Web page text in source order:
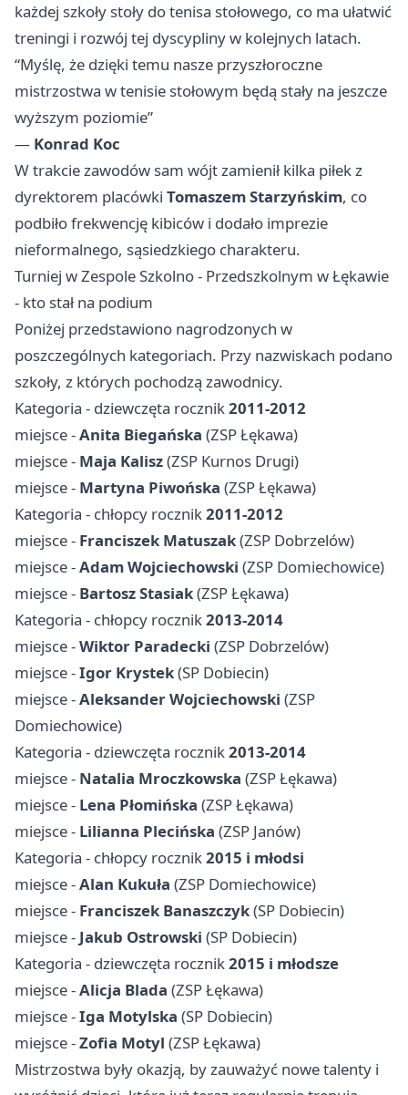
każdej szkoły stoły do tenisa stołowego, co ma ułatwić
treningi i rozwój tej dyscypliny w kolejnych latach.
“Myślę, że dzięki temu nasze przyszłoroczne
mistrzostwa w tenisie stołowym będą stały na jeszcze
wyższym poziomie”
— Konrad Koc
W trakcie zawodów sam wójt zamienił kilka piłek z
dyrektorem placówki Tomaszem Starzyńskim, co
podbiło frekwencję kibiców i dodało imprezie
nieformalnego, sąsiedzkiego charakteru.
Turniej w Zespole Szkolno - Przedszkolnym w Łękawie
- kto stał na podium
Poniżej przedstawiono nagrodzonych w
poszczególnych kategoriach. Przy nazwiskach podano
szkoły, z których pochodzą zawodnicy.
Kategoria - dziewczęta rocznik2011-2012
miejsce -Anita Biegańska (ZSP Łękawa)
miejsce - Maja Kalisz(ZSP Kurnos Drugi)
miejsce - Martyna Piwońska (ZSP Łękawa)
Kategoria - chłopcy rocznik2011-2012
miejsce - Franciszek Matuszak(ZSP Dobrzelów)
miejsce -Adam Wojciechowski (ZSP Domiechowice)
miejsce - Bartosz Stasiak(ZSP Łękawa)
Kategoria - chłopcy rocznik2013-2014
miejsce -Wiktor Paradecki (ZSP Dobrzelów)
miejsce -Igor Krystek(SP Dobiecin)
miejsce -Aleksander Wojciechowski (ZSP
Domiechowice)
Kategoria - dziewczęta rocznik2013-2014
miejsce - Natalia Mroczkowska (ZSP Łękawa)
miejsce - Lena Płomińska (ZSP Łękawa)
miejsce - Lilianna Plecińska (ZSP Janów)
Kategoria - chłopcy rocznik2015 i młodsi
miejsce -Alan Kukuła (ZSP Domiechowice)
miejsce - Franciszek Banaszczyk(SP Dobiecin)
miejsce - Jakub Ostrowski (SP Dobiecin)
Kategoria - dziewczęta rocznik2015 i młodsze
miejsce -Alicja Blada (ZSP Łękawa)
miejsce -Iga Motylska (SP Dobiecin)
miejsce -Zofia Motyl (ZSP Łękawa)
Mistrzostwa były okazją, by zauważyć nowe talenty i